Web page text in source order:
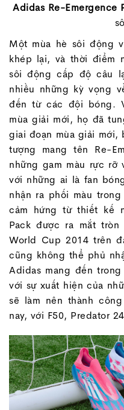
Adidas Re-Emergence
Một mùa hè sôi động
khép lại, và thời điểm
sôi động cấp độ câu
nhiều những kỳ vọng
đến từ các đội bóng.
mùa giải mới, họ đã
giai đoạn mùa giải mới,
tượng mang tên Re-
những gam màu rực
với những ai là fan
nhận ra phối màu
cảm hứng từ thiết kế
Pack được ra mắt
World Cup 2014 trên
cũng không thể phủ
Adidas mang đến
với sự xuất hiện của
sẽ làm nên thành
nay, với F50, Predator